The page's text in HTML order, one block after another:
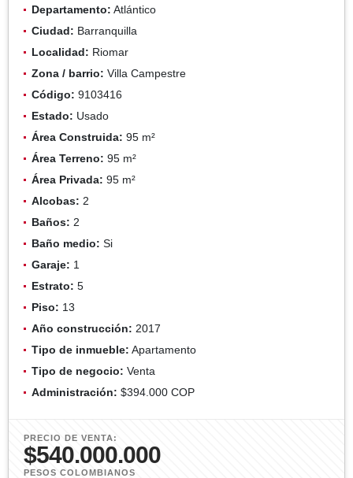
Departamento: Atlántico
Ciudad: Barranquilla
Localidad: Riomar
Zona / barrio: Villa Campestre
Código: 9103416
Estado: Usado
Área Construida: 95 m²
Área Terreno: 95 m²
Área Privada: 95 m²
Alcobas: 2
Baños: 2
Baño medio: Si
Garaje: 1
Estrato: 5
Piso: 13
Año construcción: 2017
Tipo de inmueble: Apartamento
Tipo de negocio: Venta
Administración: $394.000 COP
PRECIO DE VENTA:
$540.000.000
PESOS COLOMBIANOS